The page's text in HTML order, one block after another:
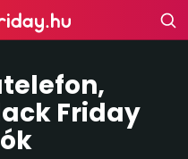
Friday